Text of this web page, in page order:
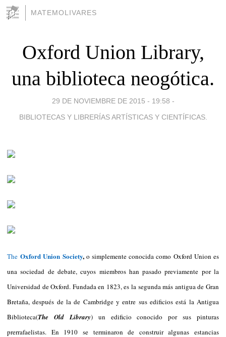
MATEMOLIVARES
Oxford Union Library,
una biblioteca neogótica.
29 DE NOVIEMBRE DE 2015 - 19:58 -
BIBLIOTECAS Y LIBRERÍAS ARTÍSTICAS Y CIENTÍFICAS.
TheOxford Union Society, o simplemente conocida como Oxford Union es
una sociedad de debate, cuyos miembros han pasado previamente por la
Universidad de Oxford. Fundada en 1823, es la segunda más antigua de Gran
Bretaña, después de la de Cambridge y entre sus edificios está la Antigua
Biblioteca(The Old Library) un edificio conocido por sus pinturas
prerrafaelistas. En 1910 se terminaron de construir algunas estancias